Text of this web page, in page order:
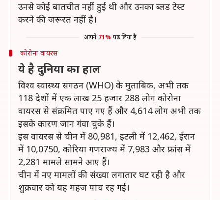
उनसे कोई बातचीत नहीं हुई थी और उनका ब्लड टेस्ट
करने की जरूरत नहीं है।
आपने 71% पढ़ लिया है
कोरोना वायरस
ये है दुनिया का हाल
विश्व स्वास्थ्य संगठन (WHO) के मुताबिक, अभी तक
118 देशों में एक लाख 25 हजार 288 लोग कोरोना
वायरस से संक्रमित पाए गए हैं और 4,614 लोग अभी तक
इसके कारण जान गंवा चुके हैं।
इस वायरस से चीन में 80,981, इटली में 12,462, ईरान
में 10,0750, कोरिया गणराज्य में 7,983 और फ्रांस में
2,281 मामले सामने आए हैं।
चीन में नए मामलों की संख्या लगातार घट रही है और
शुक्रवार को यह महज पांच रह गई।